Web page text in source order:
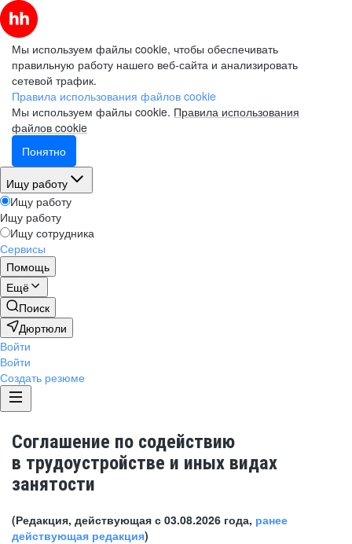
Мы используем файлы cookie, чтобы обеспечивать
правильную работу нашего веб-сайта и анализировать
сетевой трафик.
Правила использования файлов cookie
Мы используем файлы cookie. Правила использования
файлов cookie
Понятно
Ищу работу
Ищу работу
Ищу работу
Ищу сотрудника
Сервисы
Помощь
Ещё
Поиск
Дюртюли
Войти
Войти
Создать резюме
Соглашение по содействию
в трудоустройстве и иных видах
занятости
(Редакция, действующая с 03.08.2026 года, ранее
действующая редакция)